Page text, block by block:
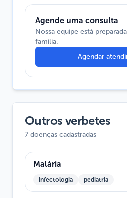
Agende uma consulta
Nossa equipe está
família.
Agendar
Outros verbetes
7 doenças cadastradas
Malária
infectologia pediatria